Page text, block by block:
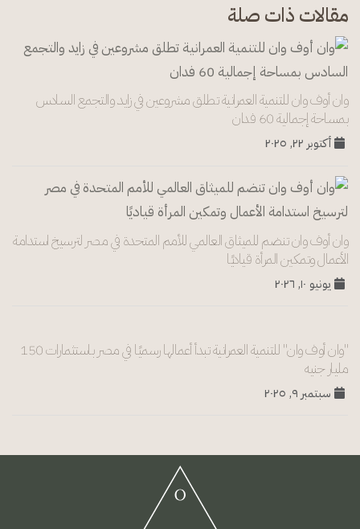
مقالات ذات صلة
وان أوف وان للتنمية العمرانية تطلق مشروعين في زايد والتجمع السادس
بمساحة إجمالية 60 فدان
أكتوبر ٢٢, ٢٠٢٥
وان أوف وان تنضم للميثاق العالمي للأمم المتحدة في مصر لترسيخ استدامة
الأعمال وتمكين المرأة قياديًا
يونيو ١٠, ٢٠٢٦
"وان أوف وان" للتنمية العمرانية تبدأ أعمالها رسميًا في مصر باستثمارات 150
مليار جنيه
سبتمبر ٩, ٢٠٢٥